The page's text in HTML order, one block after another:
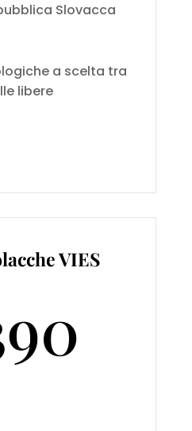
Slovacca
a scelta tra
libere
VIES